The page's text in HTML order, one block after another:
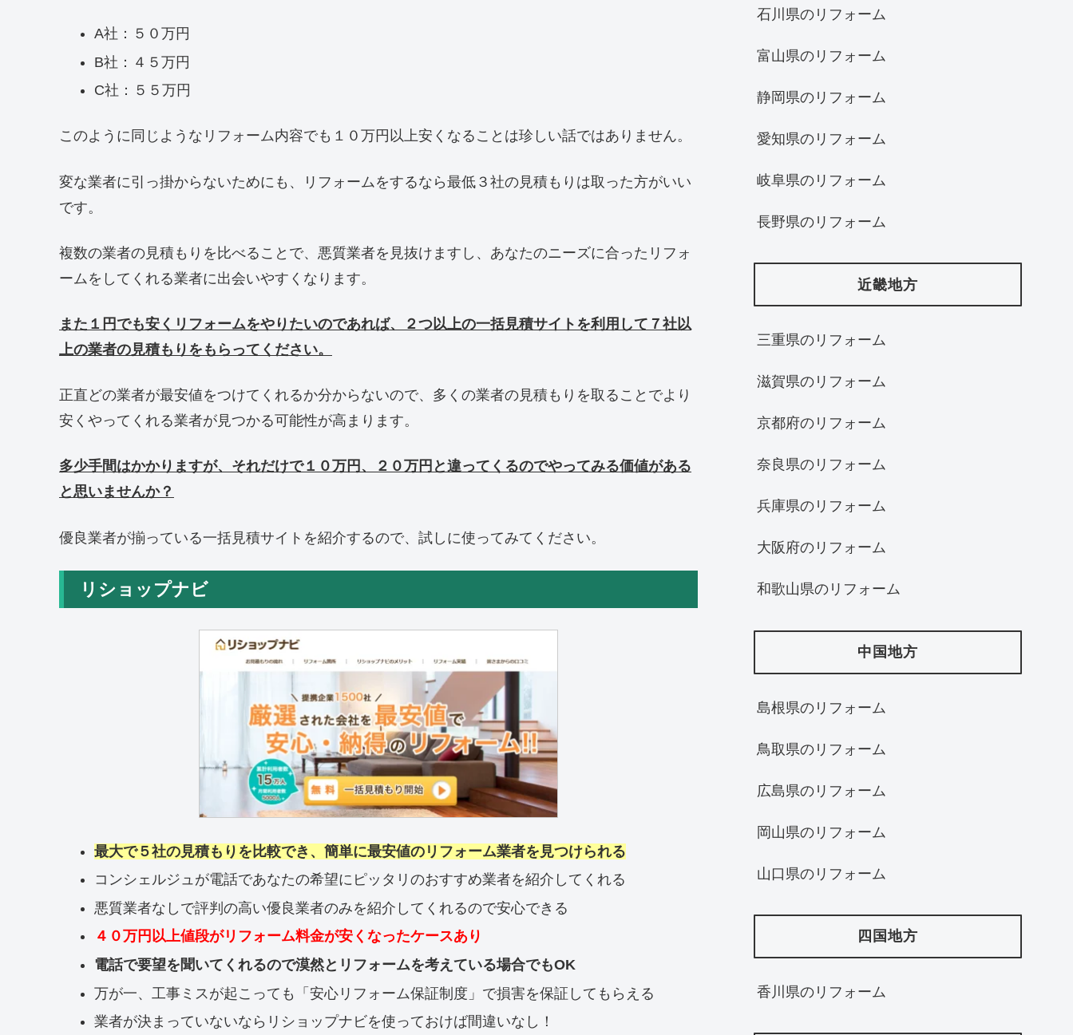
A社：５０万円
B社：４５万円
C社：５５万円
このように同じようなリフォーム内容でも１０万円以上安くなることは珍しい話ではありません。
変な業者に引っ掛からないためにも、リフォームをするなら最低３社の見積もりは取った方がいい
です。
複数の業者の見積もりを比べることで、悪質業者を見抜けますし、あなたのニーズに合ったリフォ
ームをしてくれる業者に出会いやすくなります。
また１円でも安くリフォームをやりたいのであれば、２つ以上の一括見積サイトを利用して７社以
上の業者の見積もりをもらってください。
正直どの業者が最安値をつけてくれるか分からないので、多くの業者の見積もりを取ることでより
安くやってくれる業者が見つかる可能性が高まります。
多少手間はかかりますが、それだけで１０万円、２０万円と違ってくるのでやってみる価値がある
と思いませんか？
優良業者が揃っている一括見積サイトを紹介するので、試しに使ってみてください。
リショップナビ
最大で５社の見積もりを比較でき、簡単に最安値のリフォーム業者を見つけられる
コンシェルジュが電話であなたの希望にピッタリのおすすめ業者を紹介してくれる
悪質業者なしで評判の高い優良業者のみを紹介してくれるので安心できる
４０万円以上値段がリフォーム料金が安くなったケースあり
電話で要望を聞いてくれるので漠然とリフォームを考えている場合でもOK
万が一、工事ミスが起こっても「安心リフォーム保証制度」で損害を保証してもらえる
業者が決まっていないならリショップナビを使っておけば間違いなし！
石川県のリフォーム
富山県のリフォーム
静岡県のリフォーム
愛知県のリフォーム
岐阜県のリフォーム
長野県のリフォーム
近畿地方
三重県のリフォーム
滋賀県のリフォーム
京都府のリフォーム
奈良県のリフォーム
兵庫県のリフォーム
大阪府のリフォーム
和歌山県のリフォーム
中国地方
島根県のリフォーム
鳥取県のリフォーム
広島県のリフォーム
岡山県のリフォーム
山口県のリフォーム
四国地方
香川県のリフォーム